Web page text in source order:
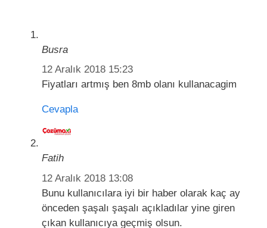
Busra
12 Aralık 2018 15:23
Fiyatları artmış ben 8mb olanı kullanacagim
Cevapla
Fatih
12 Aralık 2018 13:08
Bunu kullanıcılara iyi bir haber olarak kaç ay
önceden şaşalı şaşalı açıkladılar yine giren
çıkan kullanıcıya geçmiş olsun.